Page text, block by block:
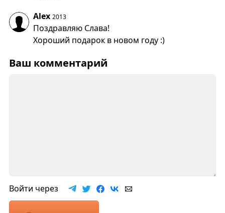
Alex 2013
Поздравляю Слава!
Хороший подарок в новом году :)
Ваш комментарий
Войти через